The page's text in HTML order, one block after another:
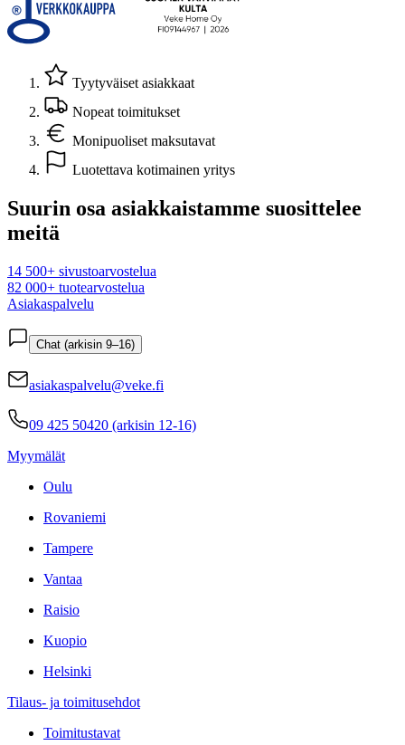
Tyytyväiset asiakkaat
Nopeat toimitukset
Monipuoliset maksutavat
Luotettava kotimainen yritys
Suurin osa asiakkaistamme suosittelee
meitä
14 500+ sivustoarvostelua
82 000+ tuotearvostelua
Asiakaspalvelu
Chat (arkisin 9–16)
asiakaspalvelu@veke.fi
09 425 50420 (arkisin 12-16)
Myymälät
Oulu
Rovaniemi
Tampere
Vantaa
Raisio
Kuopio
Helsinki
Tilaus- ja toimitusehdot
Toimitustavat